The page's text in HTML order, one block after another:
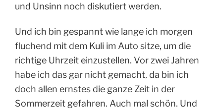
und Unsinn noch diskutiert werden.
Und ich bin gespannt wie lange ich morgen
fluchend mit dem Kuli im Auto sitze, um die
richtige Uhrzeit einzustellen. Vor zwei Jahren
habe ich das gar nicht gemacht, da bin ich
doch allen ernstes die ganze Zeit in der
Sommerzeit gefahren. Auch mal schön. Und